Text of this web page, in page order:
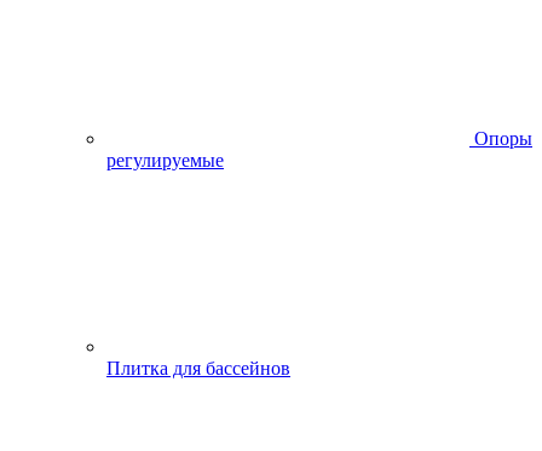
Опоры
регулируемые
Плитка для бассейнов